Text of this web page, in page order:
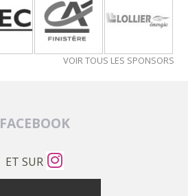
VOIR TOUS LES SPONSORS
FACEBOOK
ET SUR